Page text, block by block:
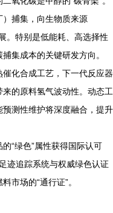
捕集，向生物质来源
。特别是低能耗、高选择性
集成本的关键研发方向。
催化合成工艺，下一代反应器
的原料氢气波动性。动态工
测性维护将深度融合，提升
“绿色”属性获得国际认可
迹追踪系统与权威绿色认证
市场的“通行证”。